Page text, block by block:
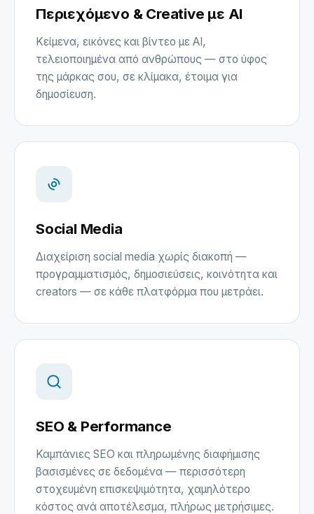
Περιεχόμενο & Creative με AI
Κείμενα, εικόνες και βίντεο με AI,
τελειοποιημένα από ανθρώπους — στο ύφος
της μάρκας σου, σε κλίμακα, έτοιμα για
δημοσίευση.
Social Media
Διαχείριση social media χωρίς διακοπή —
προγραμματισμός, δημοσιεύσεις, κοινότητα και
creators — σε κάθε πλατφόρμα που μετράει.
SEO & Performance
Καμπάνιες SEO και πληρωμένης διαφήμισης
βασισμένες σε δεδομένα — περισσότερη
στοχευμένη επισκεψιμότητα, χαμηλότερο
κόστος ανά αποτέλεσμα, πλήρως μετρήσιμες.